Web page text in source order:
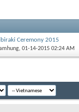
Ceremony 2015
‎, 01-14-2015 02:24 AM